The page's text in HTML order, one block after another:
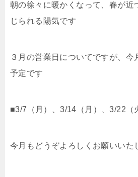
朝の徐々に暖かくなって、春が近
じられる陽気です
３月の営業日についてですが、今
予定です
■3/7（月）、3/14（月）、3/22（
今月もどうぞよろしくお願いいた